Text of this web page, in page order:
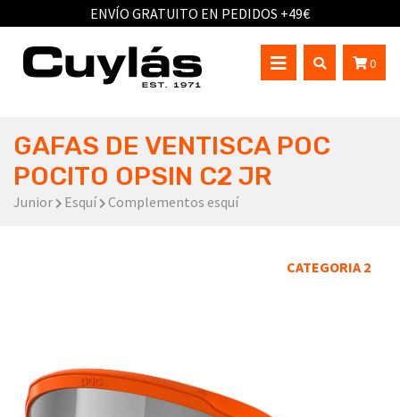
ENVÍO GRATUITO EN PEDIDOS +49€
0
GAFAS DE VENTISCA POC
POCITO OPSIN C2 JR
Junior Esquí Complementos esquí
CATEGORIA 2